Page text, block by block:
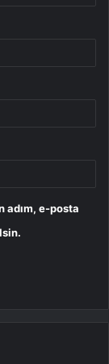
adım, e-posta